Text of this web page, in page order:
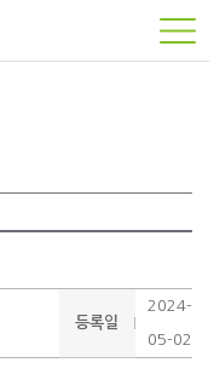
등록일
2024-
05-02